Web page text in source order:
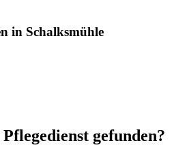
in Schalksmühle
gefunden?